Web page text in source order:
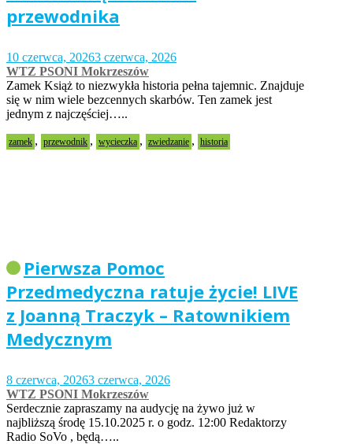
przewodnika
10 czerwca, 20263 czerwca, 2026
WTZ PSONI Mokrzeszów
Zamek Książ to niezwykła historia pełna tajemnic. Znajduje
się w nim wiele bezcennych skarbów. Ten zamek jest
jednym z najczęściej…..
zamek , przewodnik , wycieczka , zwiedzanie , historia
Pierwsza Pomoc
Przedmedyczna ratuje życie! LIVE
z Joanną Traczyk – Ratownikiem
Medycznym
8 czerwca, 20263 czerwca, 2026
WTZ PSONI Mokrzeszów
Serdecznie zapraszamy na audycję na żywo już w
najbliższą środę 15.10.2025 r. o godz. 12:00 Redaktorzy
Radio SoVo , będą…..